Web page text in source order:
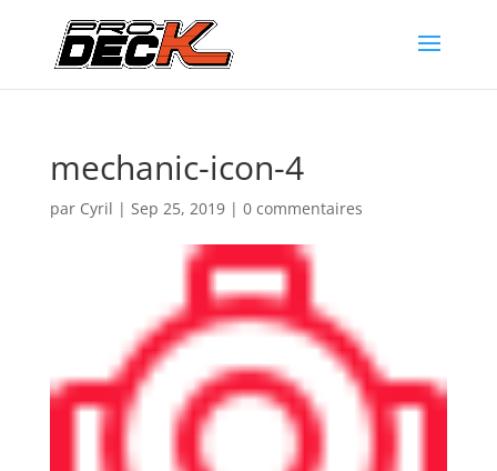
mechanic-icon-4
par Cyril | Sep 25, 2019| 0 commentaires